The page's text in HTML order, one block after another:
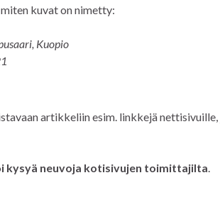
kuvat on nimetty:
Kuopio
artikkeliin esim. linkkejä
kysyä neuvoja kotisivujen toimittajilta.